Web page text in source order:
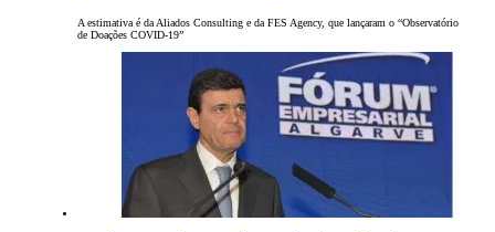
A estimativa é da Aliados Consulting e da FES Agency, que lançaram o “Observatório
de Doações COVID-19”